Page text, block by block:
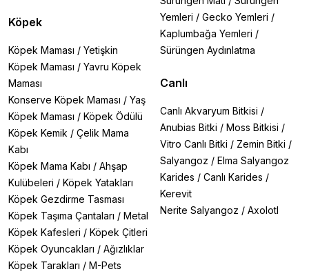
Köpek
Köpek Maması / Yetişkin
Köpek Maması / Yavru Köpek
Maması
Konserve Köpek Maması / Yaş
Köpek Maması / Köpek Ödülü
Köpek Kemik / Çelik Mama
Kabı
Köpek Mama Kabı / Ahşap
Kulübeleri / Köpek Yatakları
Köpek Gezdirme Tasması
Köpek Taşıma Çantaları / Metal
Köpek Kafesleri / Köpek Çitleri
Köpek Oyuncakları / Ağızlıklar
Köpek Tarakları / M-Pets
Yemleri / Gecko Yemleri /
Kaplumbağa Yemleri /
Sürüngen Aydınlatma
Canlı
Canlı Akvaryum Bitkisi /
Anubias Bitki / Moss Bitkisi /
Vitro Canlı Bitki / Zemin Bitki /
Salyangoz / Elma Salyangoz
Karides / Canlı Karides /
Kerevit
Nerite Salyangoz / Axolotl